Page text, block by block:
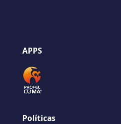
APPS
Políticas